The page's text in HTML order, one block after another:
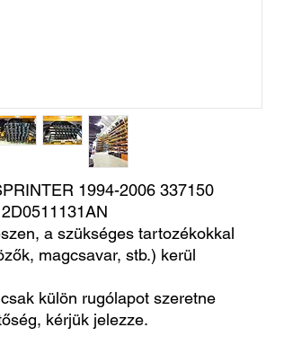
1994-2006 337150
a szükséges tartozékokkal
magcsavar, stb.) kerül
külön rugólapot szeretne
kérjük jelezze.